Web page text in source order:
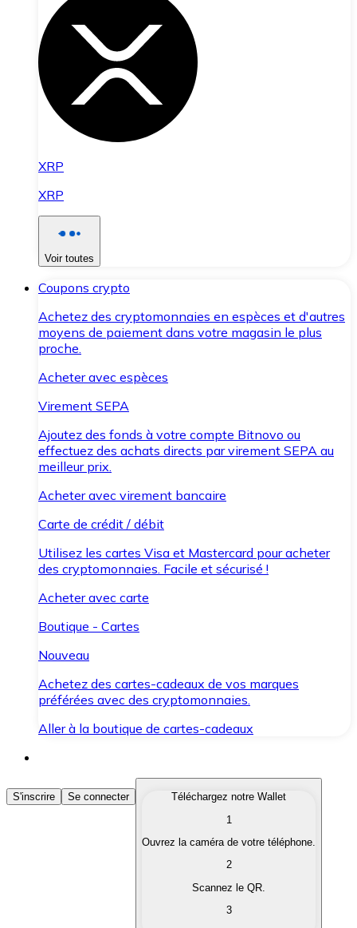
XRP
XRP
Voir toutes
Coupons crypto
Achetez des cryptomonnaies en espèces et d'autres
moyens de paiement dans votre magasin le plus
proche.
Acheter avec espèces
Virement SEPA
Ajoutez des fonds à votre compte Bitnovo ou
effectuez des achats directs par virement SEPA au
meilleur prix.
Acheter avec virement bancaire
Carte de crédit / débit
Utilisez les cartes Visa et Mastercard pour acheter
des cryptomonnaies. Facile et sécurisé !
Acheter avec carte
Boutique - Cartes
Nouveau
Achetez des cartes-cadeaux de vos marques
préférées avec des cryptomonnaies.
Aller à la boutique de cartes-cadeaux
Acheter des Cryptomonnaies
Achetez les cryptomonnaies qui vous intéressent
Convertissez vos cryptomonnaies en monnaie
S'inscrire Se connecter
Téléchargez notre Wallet
1
Ouvrez la caméra de votre téléphone.
2
Scannez le QR.
3